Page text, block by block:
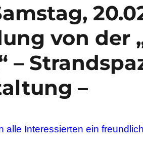
von der
–
–
alle Interessierten ein